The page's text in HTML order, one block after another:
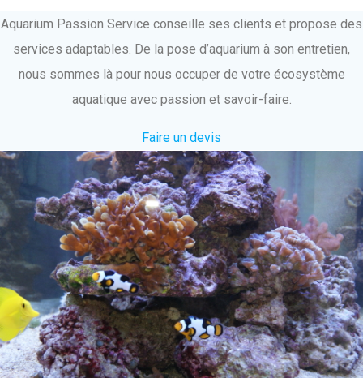
Aquarium Passion Service conseille ses clients et propose des
services adaptables. De la pose d’aquarium à son entretien,
nous sommes là pour nous occuper de votre écosystème
aquatique avec passion et savoir-faire.
Faire un devis